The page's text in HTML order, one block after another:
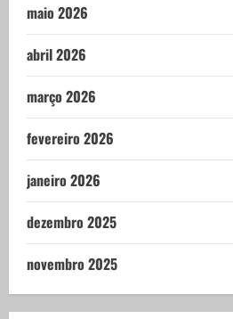
maio 2026
abril 2026
março 2026
fevereiro 2026
janeiro 2026
dezembro 2025
novembro 2025